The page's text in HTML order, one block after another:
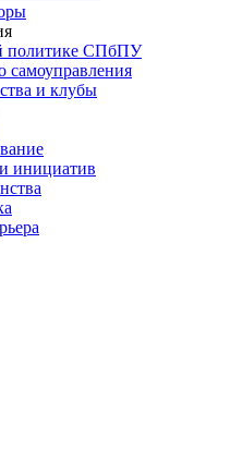
политике СПбПУ
самоуправления
и клубы
инициатив